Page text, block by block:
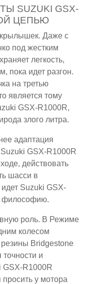
SUZUKI GSX-
ЦЕПЬЮ
крылышек. Даже с
под жестким
легкость,
пока идет разгон.
на третью
является тому
GSX-R1000R,
злого литра.
адаптация
GSX-R1000R
действовать
шасси в
Suzuki GSX-
философию.
роль. В Режиме
колесом
Bridgestone
и
GSX-R1000R
у мотора